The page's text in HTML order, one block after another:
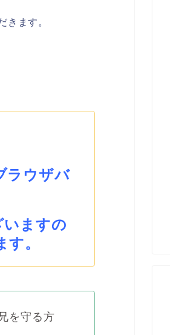
きます。
ラウザバ
いますの
。
を守る方